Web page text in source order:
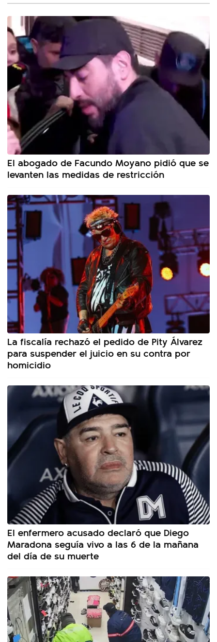
El abogado de Facundo Moyano pidió que se
levanten las medidas de restricción
La fiscalía rechazó el pedido de Pity Álvarez
para suspender el juicio en su contra por
homicidio
El enfermero acusado declaró que Diego
Maradona seguía vivo a las 6 de la mañana
del día de su muerte